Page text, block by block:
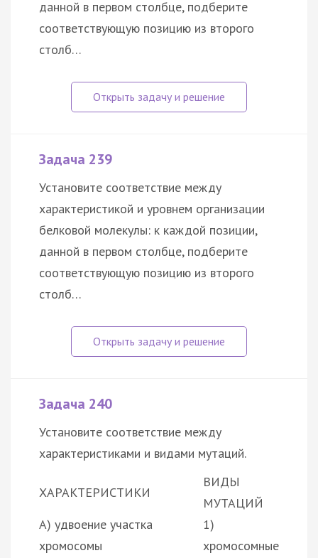
данной в первом столбце, подберите
соответствующую позицию из второго
столб…
Задача 239
Установите соответствие между
характеристикой и уровнем организации
белковой молекулы: к каждой позиции,
данной в первом столбце, подберите
соответствующую позицию из второго
столб…
Задача 240
Установите соответствие между
характеристиками и видами мутаций.
ХАРАКТЕРИСТИКИ
ВИДЫ
МУТАЦИЙ
А) удвоение участка
хромосомы
1)
хромосомные